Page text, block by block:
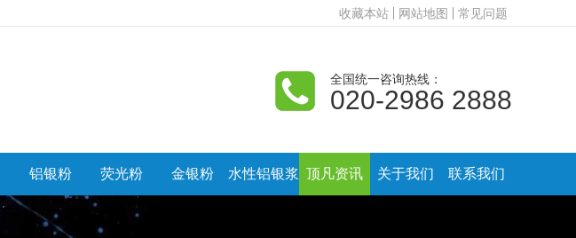
收藏本站 网站地图 常见问题
全国统一咨询热线：
020-2986 2888
铝银粉 荧光粉 金银粉 水性铝银浆 顶凡资讯 关于我们 联系我们